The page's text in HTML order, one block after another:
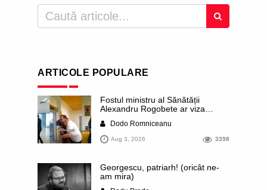
ARTICOLE POPULARE
Fostul ministru al Sănătății
Alexandru Rogobete ar viza
al orașului Timișoara. Pesedistul
publică imagini demne de Coreea
de Nord cu femei din Timișoara
Dodo Romniceanu
Aug 3, 2026 3398
Georgescu, patriarh! (oricât ne-
am mira)